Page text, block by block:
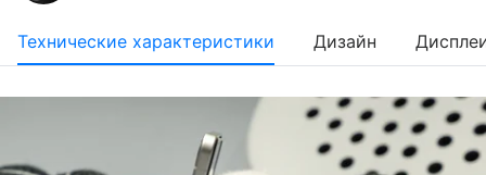
Технические характеристики Дизайн